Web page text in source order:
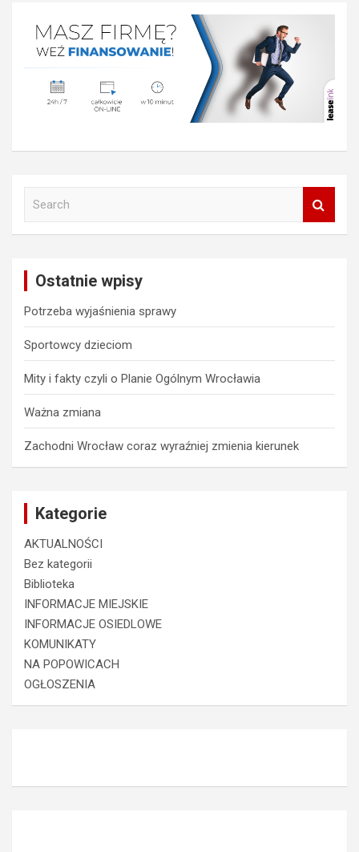
Ostatnie wpisy
Potrzeba wyjaśnienia sprawy
Sportowcy dzieciom
Mity i fakty czyli o Planie Ogólnym Wrocławia
Ważna zmiana
Zachodni Wrocław coraz wyraźniej zmienia kierunek
Kategorie
AKTUALNOŚCI
Bez kategorii
Biblioteka
INFORMACJE MIEJSKIE
INFORMACJE OSIEDLOWE
KOMUNIKATY
NA POPOWICACH
OGŁOSZENIA